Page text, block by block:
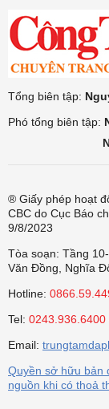
Tổng biên tập:
Phó tổng biên tập:
® Giấy phép hoạt
CBC do Cục Báo
9/8/2023
Tòa soạn: Tầng
Văn Đồng, Nghĩa
Hotline:
Tel: 0243.936.6400
Email:
Quyền sở hữu bản
nguồn khi có thoả